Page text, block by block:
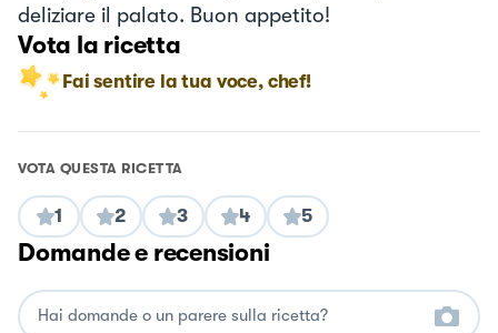
deliziare il palato. Buon appetito!
Vota la ricetta
Fai sentire la tua voce, chef!
VOTA QUESTA RICETTA
1 2 3 4 5
Domande e recensioni